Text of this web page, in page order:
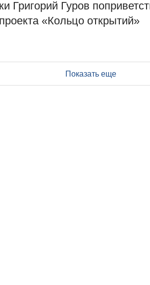
Григорий Гуров
«Кольцо открытий»
Показать еще